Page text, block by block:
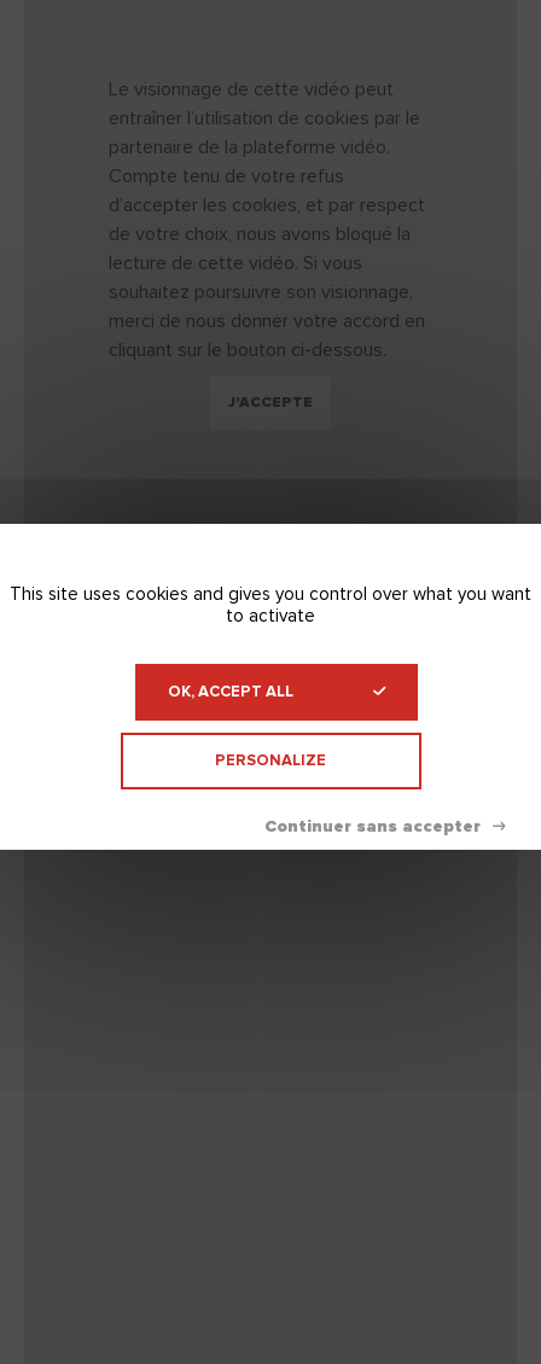
Le visionnage de cette vidéo peut
entraîner l’utilisation de cookies par le
partenaire de la plateforme vidéo.
Compte tenu de votre refus
d’accepter les cookies, et par respect
de votre choix, nous avons bloqué la
lecture de cette vidéo. Si vous
souhaitez poursuivre son visionnage,
merci de nous donner votre accord en
cliquant sur le bouton ci-dessous.
J'ACCEPTE
This site uses cookies and gives you control over what you want
to activate
OK, ACCEPT ALL
PERSONALIZE